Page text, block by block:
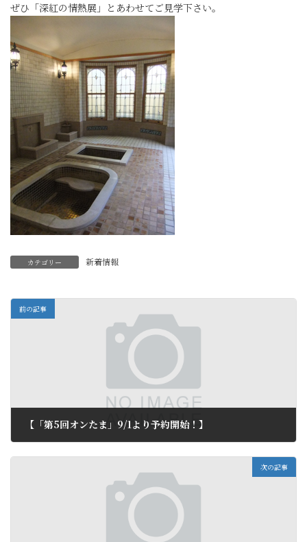
ぜひ「深紅の情熱展」とあわせてご見学下さい。
カテゴリー 新着情報
前の記事
【「第5回オンたま」9/1より予約開始！】
次の記事